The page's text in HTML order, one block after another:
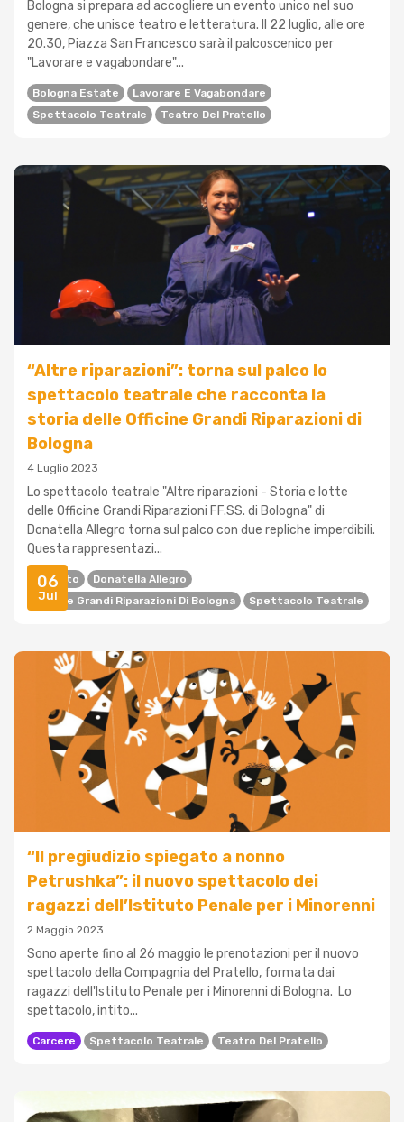
Bologna si prepara ad accogliere un evento unico nel suo
genere, che unisce teatro e letteratura. Il 22 luglio, alle ore
20.30, Piazza San Francesco sarà il palcoscenico per
"Lavorare e vagabondare"...
Bologna Estate
Lavorare E Vagabondare
Spettacolo Teatrale
Teatro Del Pratello
06
Jul
“Altre riparazioni”: torna sul palco lo
spettacolo teatrale che racconta la
storia delle Officine Grandi Riparazioni di
Bologna
4 Luglio 2023
Lo spettacolo teatrale "Altre riparazioni - Storia e lotte
delle Officine Grandi Riparazioni FF.SS. di Bologna" di
Donatella Allegro torna sul palco con due repliche imperdibili.
Questa rappresentazi...
Amianto
Donatella Allegro
Officine Grandi Riparazioni Di Bologna
Spettacolo Teatrale
“Il pregiudizio spiegato a nonno
Petrushka”: il nuovo spettacolo dei
ragazzi dell’Istituto Penale per i Minorenni
2 Maggio 2023
Sono aperte fino al 26 maggio le prenotazioni per il nuovo
spettacolo della Compagnia del Pratello, formata dai
ragazzi dell'Istituto Penale per i Minorenni di Bologna. Lo
spettacolo, intito...
Carcere Spettacolo Teatrale Teatro Del Pratello